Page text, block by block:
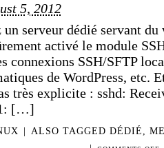
5, 2012
un serveur dédié servant du
activé le module
connexions SSH/SFTP
de WordPress, etc.
très explicite : sshd:
[…]
| ALSO TAGGEDDÉDIÉ ,